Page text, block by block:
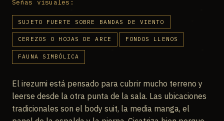
Señas visuales:
SUJETO FUERTE SOBRE BANDAS DE VIENTO
CEREZOS O HOJAS DE ARCE FONDOS LLENOS
FAUNA SIMBÓLICA
El irezumi está pensado para cubrir mucho terreno y
leerse desde la otra punta de la sala. Las ubicaciones
tradicionales son el body suit, la media manga, el